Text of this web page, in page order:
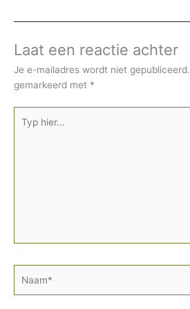
Laat een reactie achter
Je e-mailadres wordt niet gepubliceerd.
gemarkeerd met *
hier...